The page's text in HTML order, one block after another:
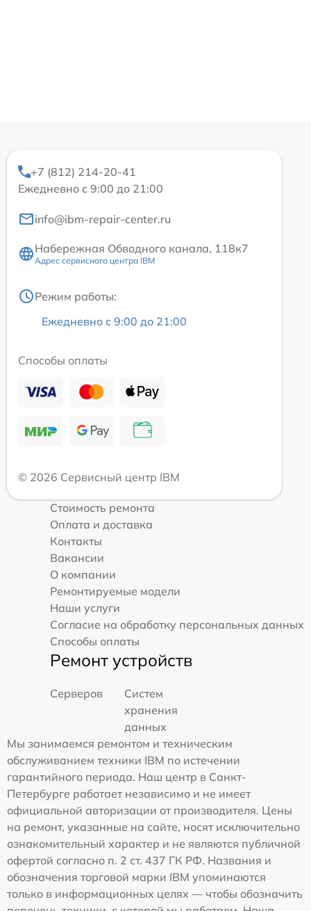
+7 (812) 214-20-41
Ежедневно с 9:00 до 21:00
info@ibm-repair-center.ru
Набережная Обводного канала, 118к7
Адрес сервисного центра IBM
Режим работы:
Ежедневно с 9:00 до 21:00
Способы оплаты
© 2026 Сервисный центр IBM
Стоимость ремонта
Оплата и доставка
Контакты
Вакансии
О компании
Ремонтируемые модели
Наши услуги
Согласие на обработку персональных данных
Способы оплаты
Ремонт устройств
Серверов
Систем
хранения
данных
Мы занимаемся ремонтом и техническим
обслуживанием техники IBM по истечении
гарантийного периода. Наш центр в Санкт-
Петербурге работает независимо и не имеет
официальной авторизации от производителя. Цены
на ремонт, указанные на сайте, носят исключительно
ознакомительный характер и не являются публичной
офертой согласно п. 2 ст. 437 ГК РФ. Названия и
обозначения торговой марки IBM упоминаются
только в информационных целях — чтобы обозначить